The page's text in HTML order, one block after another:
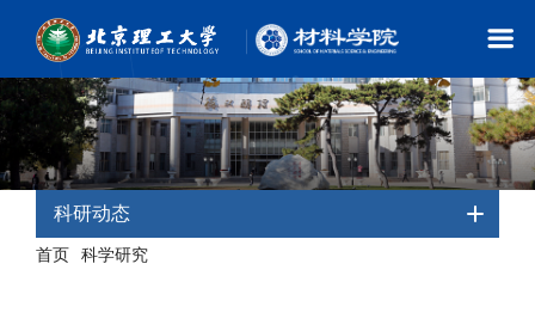
科研动态
首页 科学研究